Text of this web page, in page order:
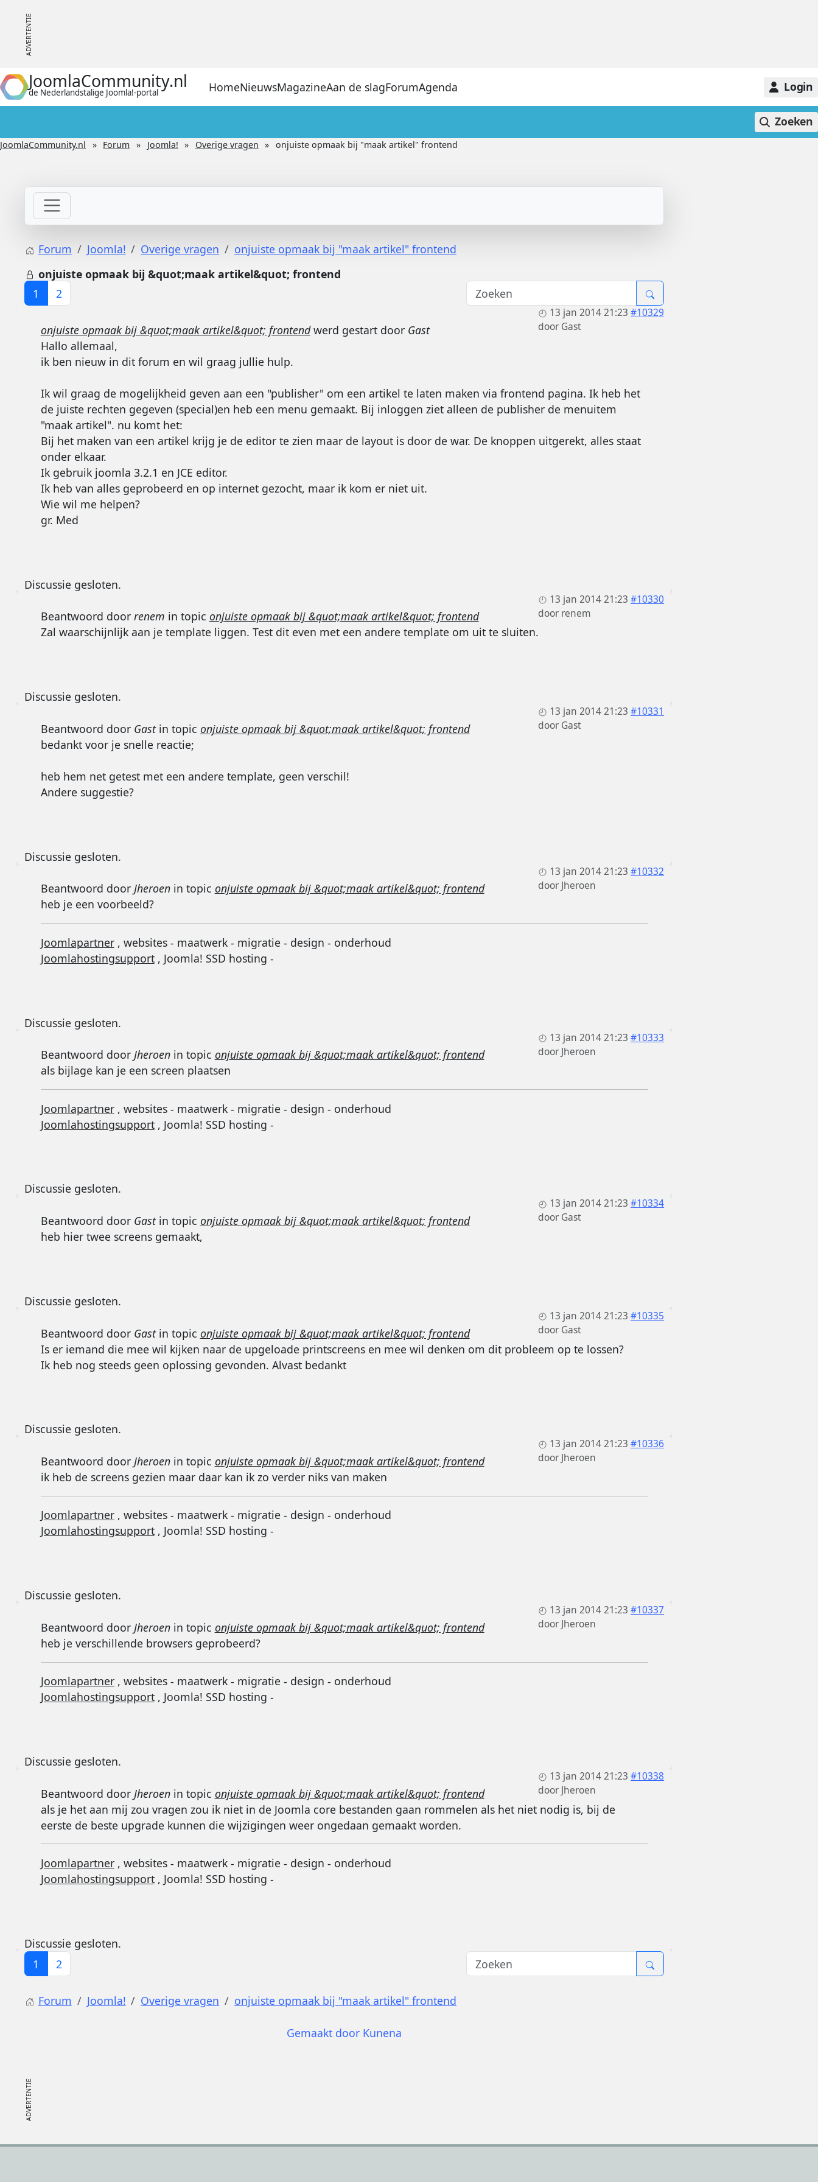
JoomlaCommunity.nl
de Nederlandstalige Joomla!-portal HomeNieuwsMagazineAan de slagForumAgenda Login
Zoeken
JoomlaCommunity.nl Forum Joomla! Overige vragen onjuiste opmaak bij "maak artikel" frontend
Forum Joomla! Overige vragen
onjuiste opmaak bij "maak artikel" frontend
onjuiste opmaak bij &quot;maak artikel&quot; frontend
1
2
13 jan 2014 21:23 #10329
door Gast
onjuiste opmaak bij &quot;maak artikel&quot; frontendwerd gestart door Gast
Hallo allemaal,
ik ben nieuw in dit forum en wil graag jullie hulp.
Ik wil graag de mogelijkheid geven aan een "publisher" om een artikel te laten maken via frontend pagina. Ik heb het
de juiste rechten gegeven (special)en heb een menu gemaakt. Bij inloggen ziet alleen de publisher de menuitem
"maak artikel". nu komt het:
Bij het maken van een artikel krijg je de editor te zien maar de layout is door de war. De knoppen uitgerekt, alles staat
onder elkaar.
Ik gebruik joomla 3.2.1 en JCE editor.
Ik heb van alles geprobeerd en op internet gezocht, maar ik kom er niet uit.
Wie wil me helpen?
gr. Med
Discussie gesloten.
13 jan 2014 21:23 #10330
door renem
Beantwoord door renem in topic onjuiste opmaak bij &quot;maak artikel&quot; frontend
Zal waarschijnlijk aan je template liggen. Test dit even met een andere template om uit te sluiten.
Discussie gesloten.
13 jan 2014 21:23 #10331
door Gast
Beantwoord door Gastin topic onjuiste opmaak bij &quot;maak artikel&quot; frontend
bedankt voor je snelle reactie;
heb hem net getest met een andere template, geen verschil!
Andere suggestie?
Discussie gesloten.
13 jan 2014 21:23 #10332
door Jheroen
Beantwoord door Jheroenin topic onjuiste opmaak bij &quot;maak artikel&quot; frontend
heb je een voorbeeld?
Joomlapartner, websites - maatwerk - migratie - design - onderhoud
Joomlahostingsupport, Joomla! SSD hosting -
Discussie gesloten.
13 jan 2014 21:23 #10333
door Jheroen
Beantwoord door Jheroenin topic onjuiste opmaak bij &quot;maak artikel&quot; frontend
als bijlage kan je een screen plaatsen
Joomlapartner, websites - maatwerk - migratie - design - onderhoud
Joomlahostingsupport, Joomla! SSD hosting -
Discussie gesloten.
13 jan 2014 21:23 #10334
door Gast
Beantwoord door Gastin topic onjuiste opmaak bij &quot;maak artikel&quot; frontend
heb hier twee screens gemaakt,
Discussie gesloten.
13 jan 2014 21:23 #10335
door Gast
Beantwoord door Gastin topic onjuiste opmaak bij &quot;maak artikel&quot; frontend
Is er iemand die mee wil kijken naar de upgeloade printscreens en mee wil denken om dit probleem op te lossen?
Ik heb nog steeds geen oplossing gevonden. Alvast bedankt
Discussie gesloten.
13 jan 2014 21:23 #10336
door Jheroen
Beantwoord door Jheroenin topic onjuiste opmaak bij &quot;maak artikel&quot; frontend
ik heb de screens gezien maar daar kan ik zo verder niks van maken
Joomlapartner, websites - maatwerk - migratie - design - onderhoud
Joomlahostingsupport, Joomla! SSD hosting -
Discussie gesloten.
13 jan 2014 21:23 #10337
door Jheroen
Beantwoord door Jheroenin topic onjuiste opmaak bij &quot;maak artikel&quot; frontend
heb je verschillende browsers geprobeerd?
Joomlapartner, websites - maatwerk - migratie - design - onderhoud
Joomlahostingsupport, Joomla! SSD hosting -
Discussie gesloten.
13 jan 2014 21:23 #10338
door Jheroen
Beantwoord door Jheroenin topic onjuiste opmaak bij &quot;maak artikel&quot; frontend
als je het aan mij zou vragen zou ik niet in de Joomla core bestanden gaan rommelen als het niet nodig is, bij de
eerste de beste upgrade kunnen die wijzigingen weer ongedaan gemaakt worden.
Joomlapartner, websites - maatwerk - migratie - design - onderhoud
Joomlahostingsupport, Joomla! SSD hosting -
Discussie gesloten.
1
2
Forum Joomla! Overige vragen onjuiste opmaak bij "maak artikel" frontend
Gemaakt door Kunena